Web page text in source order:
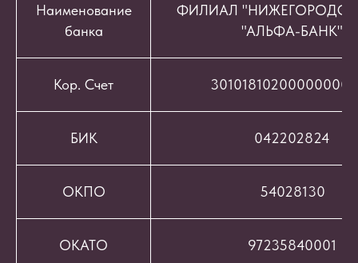
Наименование
банка
ФИЛИАЛ
"АЛЬФА-БАНК"
Кор. Счет
БИК 042202824
ОКПО 54028130
ОКАТО 97235840001